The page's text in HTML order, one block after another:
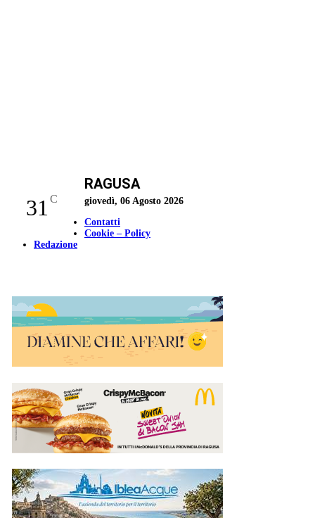
31 C
RAGUSA
giovedì, 06 Agosto 2026
Contatti
Cookie – Policy
Redazione